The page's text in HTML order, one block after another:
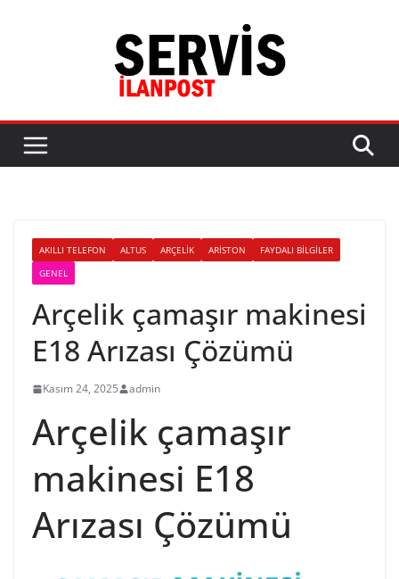
AKILLI TELEFON ALTUS ARÇELIK ARISTON
FAYDALI BILGILER
GENEL
Arçelik çamaşır makinesi
E18 Arızası Çözümü
Kasım 24, 2025 admin
Arçelik çamaşır
makinesi E18
Arızası Çözümü